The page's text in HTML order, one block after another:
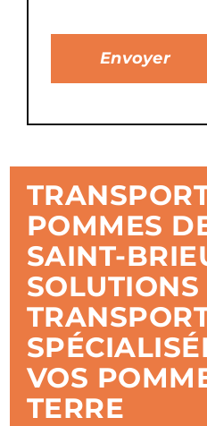
POMMES
SAINT-
SOLUTIONS
VOS
TERRE